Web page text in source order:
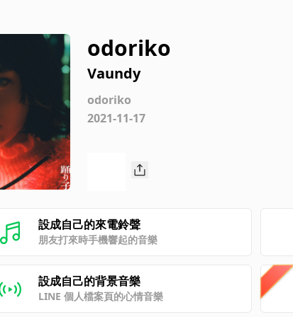
odoriko
Vaundy
odoriko
2021-11-17
設成自己的來電鈴聲
朋友打來時手機響起的音樂
設成自己的背景音樂
LINE 個人檔案頁的心情音樂